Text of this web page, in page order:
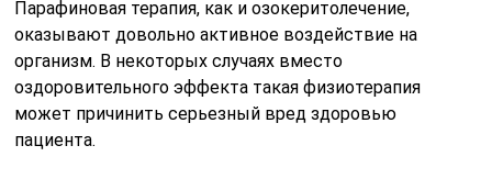
Парафиновая терапия, как и озокеритолечение,
оказывают довольно активное воздействие на
организм. В некоторых случаях вместо
оздоровительного эффекта такая физиотерапия
может причинить серьезный вред здоровью
пациента.